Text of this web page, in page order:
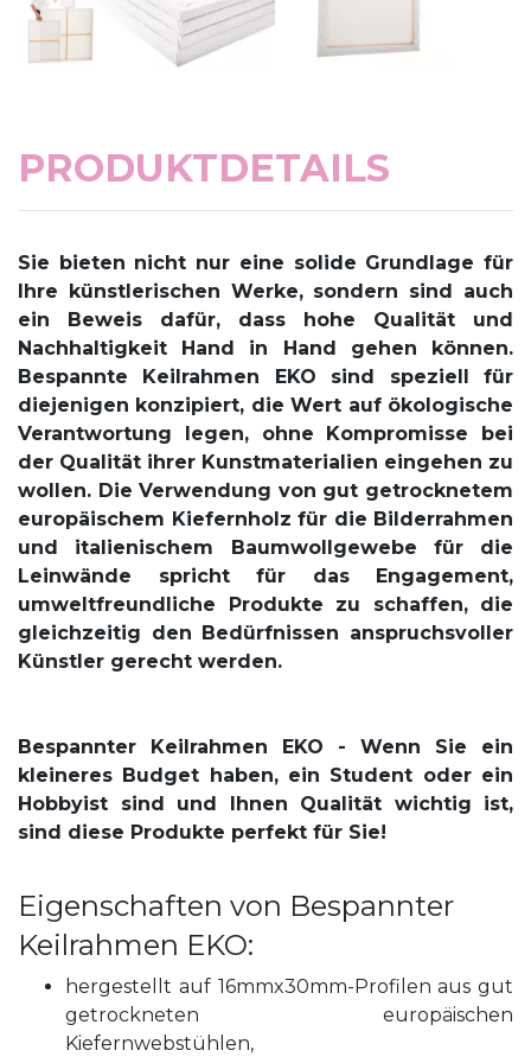
PRODUKTDETAILS
Sie bieten nicht nur eine solide Grundlage für
Ihre künstlerischen Werke, sondern sind auch
ein Beweis dafür, dass hohe Qualität und
Nachhaltigkeit Hand in Hand gehen können.
Bespannte Keilrahmen EKO sind speziell für
diejenigen konzipiert, die Wert auf ökologische
Verantwortung legen, ohne Kompromisse bei
der Qualität ihrer Kunstmaterialien eingehen zu
wollen. Die Verwendung von gut getrocknetem
europäischem Kiefernholz für die Bilderrahmen
und italienischem Baumwollgewebe für die
Leinwände spricht für das Engagement,
umweltfreundliche Produkte zu schaffen, die
gleichzeitig den Bedürfnissen anspruchsvoller
Künstler gerecht werden.
Bespannter Keilrahmen EKO - Wenn Sie ein
kleineres Budget haben, ein Student oder ein
Hobbyist sind und Ihnen Qualität wichtig ist,
sind diese Produkte perfekt für Sie!
Eigenschaften von Bespannter
Keilrahmen EKO:
hergestellt auf 16mmx30mm-Profilen aus gut
getrockneten europäischen
Kiefernwebstühlen,